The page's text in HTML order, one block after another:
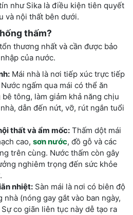
như Sika là điều kiện tiên quyết
và nội thất bên dưới.
thấm?
thương nhất và cần được bảo
của nước.
Mái nhà là nơi tiếp xúc trực tiếp
ngấm qua mái có thể ăn
tông, làm giảm khả năng chịu
dẫn đến nứt, vỡ, rút ngắn tuổi
thất và ẩm mốc: Thấm dột mái
cao, sơn nước, đồ gỗ và các
trên cùng. Nước thấm còn gây
nghiêm trọng đến sức khỏe
nhiệt: Sàn mái là nơi có biên độ
(nóng gay gắt vào ban ngày,
co giãn liên tục này dễ tạo ra